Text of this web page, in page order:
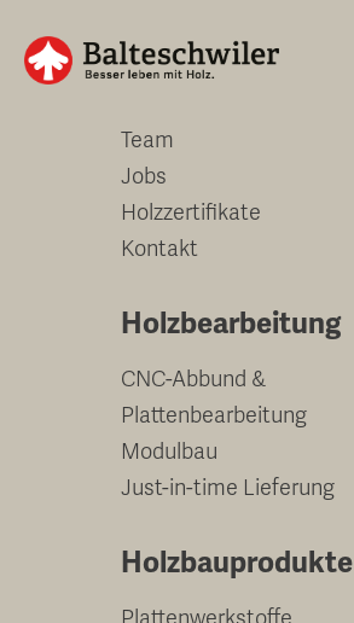
zum
Inhalt
Unternehmen
Team
Jobs
Holzzertifikate
Kontakt
Holzbearbeitung
CNC-Abbund &
Plattenbearbeitung
Modulbau
Just-in-time Lieferung
Holzbauprodukte